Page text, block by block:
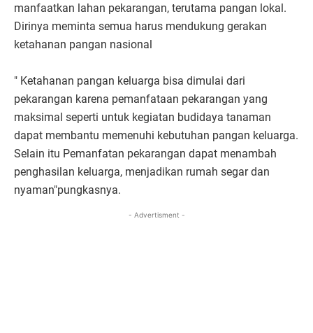
manfaatkan lahan pekarangan, terutama pangan lokal.
Dirinya meminta semua harus mendukung gerakan
ketahanan pangan nasional
" Ketahanan pangan keluarga bisa dimulai dari
pekarangan karena pemanfataan pekarangan yang
maksimal seperti untuk kegiatan budidaya tanaman
dapat membantu memenuhi kebutuhan pangan keluarga.
Selain itu Pemanfatan pekarangan dapat menambah
penghasilan keluarga, menjadikan rumah segar dan
nyaman"pungkasnya.
- Advertisment -